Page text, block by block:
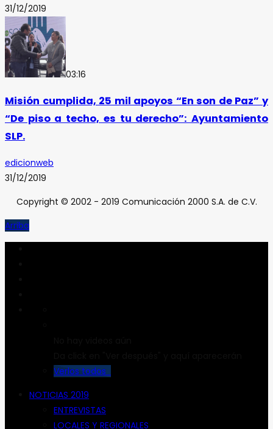
31/12/2019
03:16
Misión cumplida, 25 mil apoyos “En son de Paz” y
“De piso a techo, es tu derecho”: Ayuntamiento
SLP.
edicionweb
31/12/2019
Copyright © 2002 - 2019 Comunicación 2000 S.A. de C.V.
Arriba
Verlos todos
NOTICIAS 2019
ENTREVISTAS
LOCALES Y REGIONALES